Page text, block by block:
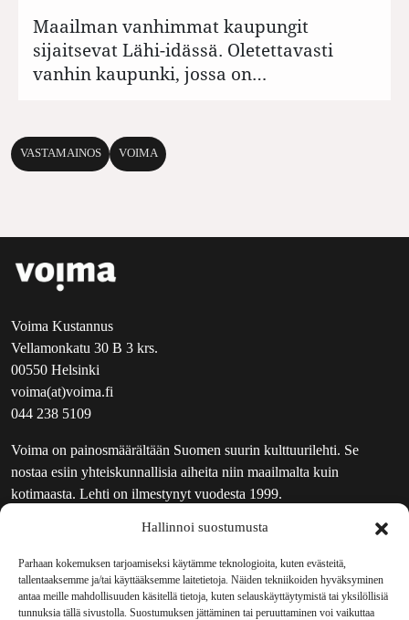
Hallinnoi suostumusta
Parhaan kokemuksen tarjoamiseksi käytämme teknologioita, kuten evästeitä,
tallentaaksemme ja/tai käyttääksemme laitetietoja. Näiden tekniikoiden hyväksyminen
antaa meille mahdollisuuden käsitellä tietoja, kuten selauskäyttäytymistä tai yksilöllisiä
tunnuksia tällä sivustolla. Suostumuksen jättäminen tai peruuttaminen voi vaikuttaa
Maailman vanhimmat kaupungit
sijaitsevat Lähi-idässä. Oletettavasti
vanhin kaupunki, jossa on…
VASTAMAINOS VOIMA
Voima Kustannus
Vellamonkatu 30 B 3 krs.
00550 Helsinki
voima(at)voima.fi
044 238 5109
Voima on painosmäärältään Suomen suurin kulttuurilehti. Se
nostaa esiin yhteiskunnallisia aiheita niin maailmalta kuin
kotimaasta. Lehti on ilmestynyt vuodesta 1999.
UUTISKIRJE
MAINOSTAJILLE
VASTAMAINOKSET